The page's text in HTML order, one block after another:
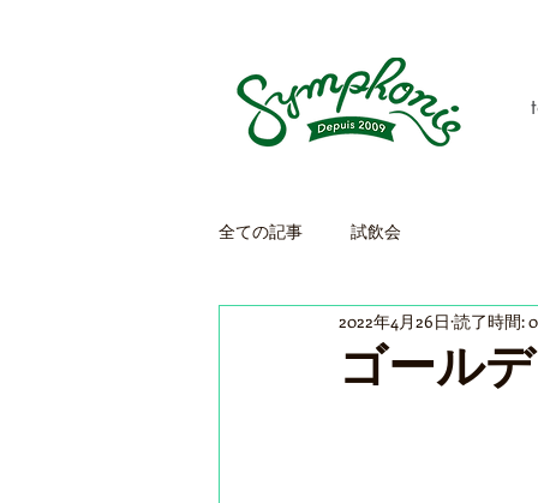
全ての記事 試飲会
ゴール
2022年4月26日 読了時間: